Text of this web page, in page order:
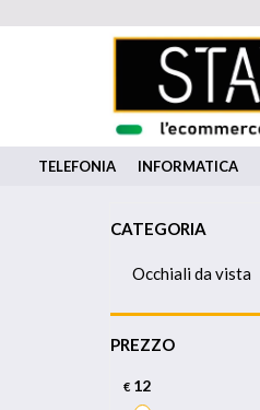
TELEFONIA INFORMATICA
CATEGORIA
Occhiali da vista
PREZZO
€12